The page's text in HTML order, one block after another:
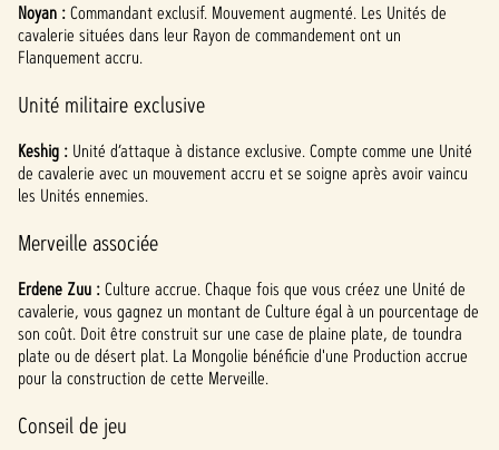
Noyan :Commandant exclusif. Mouvement augmenté. Les Unités de
cavalerie situées dans leur Rayon de commandement ont un
Flanquement accru.
Unité militaire exclusive
Keshig : Unité d’attaque à distance exclusive. Compte comme une Unité
de cavalerie avec un mouvement accru et se soigne après avoir vaincu
les Unités ennemies.
Merveille associée
Erdene Zuu :Culture accrue. Chaque fois que vous créez une Unité de
cavalerie, vous gagnez un montant de Culture égal à un pourcentage de
son coût. Doit être construit sur une case de plaine plate, de toundra
plate ou de désert plat. La Mongolie bénéficie d'une Production accrue
pour la construction de cette Merveille.
Conseil de jeu